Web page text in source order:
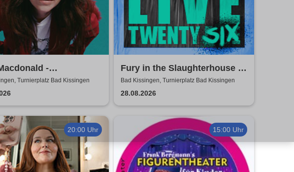
-
2026
Turnierplatz Bad Kissingen
Fury in the Slaughterhouse -
Fury Live Twenty Six
Bad Kissingen, Turnierplatz Bad Kissingen
28.08.2026
20:00 Uhr 15:00 Uhr